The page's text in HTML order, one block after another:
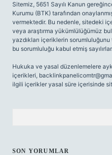
Sitemiz, 5651 Sayılı Kanun
Kurumu (BTK) tarafından
vermektedir. Bu nedenle, sitedeki
veya araştırma yükümlülüğümüz
yazdıkları içeriklerin
bu sorumluluğu kabul etmiş
Hukuka ve yasal düzenlemelere
içerikleri,
ilgili içerikler yasal süre içerisinde
SON YORUMLAR